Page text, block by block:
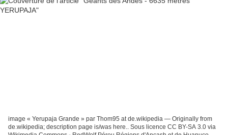
image « Yerupaja Grande » par Thom95 at de.wikipedia — Originally from
de.wikipedia; description page is/was here.. Sous licence CC BY-SA 3.0 via